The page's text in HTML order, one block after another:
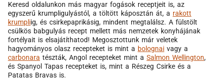
Keresd oldalunkon más magyar fogások receptjeit is, az
egyszerű krumpligulyástól, a töltött káposztán át, a rakott
krumpliig, és csirkepaprikásig, mindent megtalálsz. A fülstölt
csülkös babgulyás recept mellett más nemzetek konyhájának
fortélyait is elsajátíthatod! Megosztottunk már veletek
hagyományos olasz recepteket is mint a bolognai vagy a
carbonara tészták, Angol recepteket mint a Salmon Wellington,
és Spanyol Tapas recepteket is, mint a Részeg Csirke és a
Patatas Bravas is.